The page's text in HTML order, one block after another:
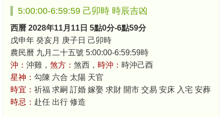
5:00:00-6:59:59 己卯時 時辰吉凶
西曆 2028年11月11日 5點0分-6點59分
戊申年 癸亥月 庚子日 己卯時
農民曆 九月二十五號 5:00:00-6:59:59時
沖： 沖雞， 煞方： 煞西， 時沖： 時沖己酉
星神： 勾陳 六合 太陽 天官
時宜： 祈福 求嗣 訂婚 嫁娶 求財 開市 交易 安床 入宅 安葬
時忌： 赴任 出行 修造